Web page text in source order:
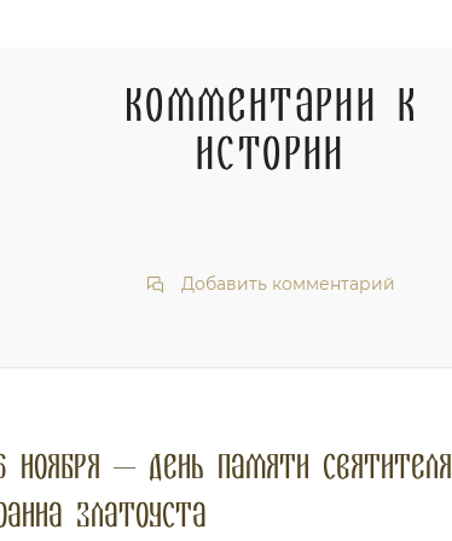
Комментарии к
истории
Добавить комментарий
ноября — день памяти святителя
Златоуста